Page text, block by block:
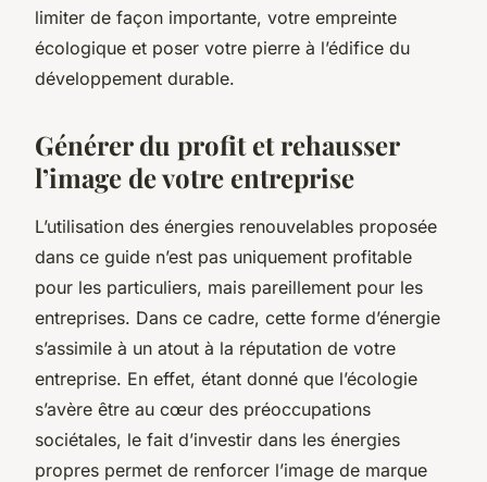
limiter de façon importante, votre empreinte
écologique et poser votre pierre à l’édifice du
développement durable.
Générer du profit et rehausser
l’image de votre entreprise
L’utilisation des énergies renouvelables proposée
dans ce guide n’est pas uniquement profitable
pour les particuliers, mais pareillement pour les
entreprises. Dans ce cadre, cette forme d’énergie
s’assimile à un atout à la réputation de votre
entreprise. En effet, étant donné que l’écologie
s’avère être au cœur des préoccupations
sociétales, le fait d’investir dans les énergies
propres permet de renforcer l’image de marque